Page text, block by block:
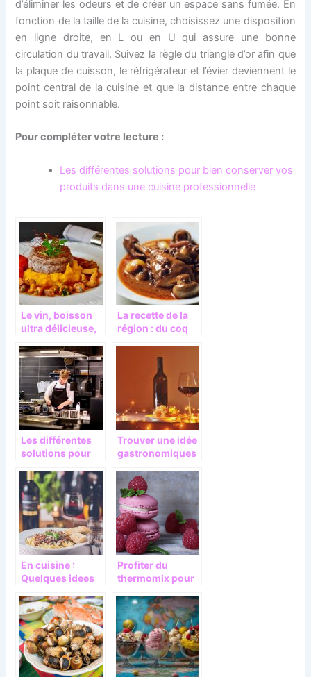
d’éliminer les odeurs et de créer un espace sans fumée. En
fonction de la taille de la cuisine, choisissez une disposition
en ligne droite, en L ou en U qui assure une bonne
circulation du travail. Suivez la règle du triangle d’or afin que
la plaque de cuisson, le réfrigérateur et l’évier deviennent le
point central de la cuisine et que la distance entre chaque
point soit raisonnable.
Pour compléter votre lecture :
Les différentes solutions pour bien conserver vos
produits dans une cuisine professionnelle
Le vin, boisson
ultra délicieuse,
ingrédient de
cuisine
La recette de la
région : du coq
Les différentes
solutions pour
vos produits
dans une cuisine
professionnelle
Trouver une idée
gastronomiques
pères
En cuisine :
Quelques idees
repas du soir
Profiter du
thermomix pour
exceptionnelle